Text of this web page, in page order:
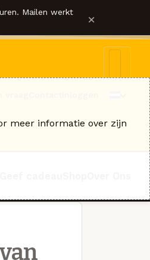
Mailen werkt ×
van
meer informatie over zijn